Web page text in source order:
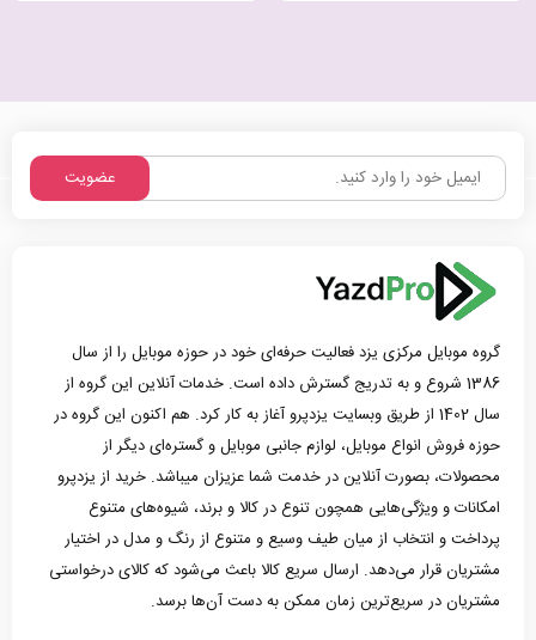
عضویت
گروه موبایل مرکزی یزد فعالیت حرفه‌ای خود در حوزه موبایل را از سال
1386 شروع و به تدریج گسترش داده است. خدمات آنلاین این گروه از
سال 1402 از طریق وبسایت یزدپرو آغاز به کار کرد. هم اکنون این گروه در
حوزه فروش انواع موبایل، لوازم جانبی موبایل و گستره‌ای دیگر از
محصولات، بصورت آنلاین در خدمت شما عزیزان میباشد. خرید از یزدپرو
امکانات و ویژگی‌هایی همچون تنوع در کالا و برند، شیوه‌های متنوع
پرداخت و انتخاب از میان طیف وسیع و متنوع از رنگ و مدل در اختیار
مشتریان قرار می‌دهد. ارسال سریع کالا باعث می‌شود که کالای درخواستی
مشتریان در سریع‌ترین زمان ممکن به دست آن‌ها برسد.